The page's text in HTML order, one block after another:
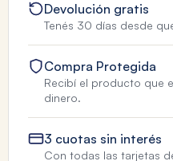
Devolución gratis
Tenés 30 días desde
Compra Protegida
Recibí el producto que
dinero.
3 cuotas sin interés
Con todas las tarjetas